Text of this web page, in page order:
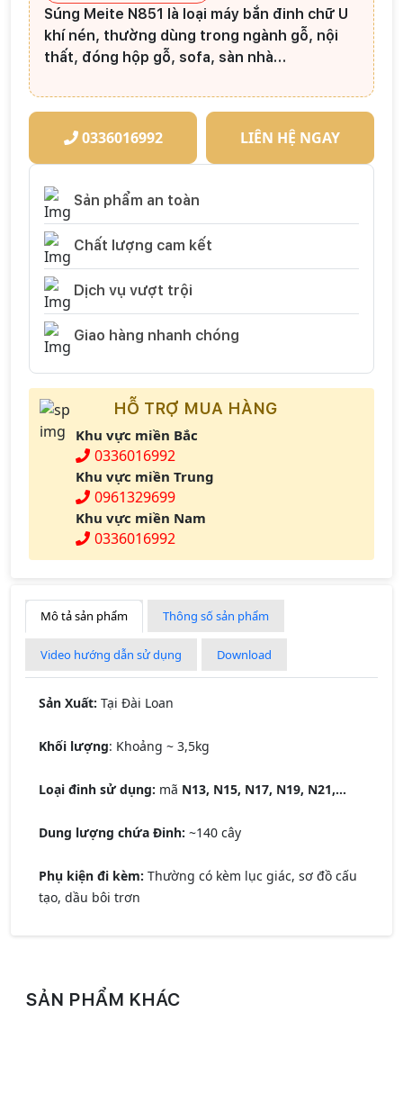
Súng Meite N851 là loại máy bắn đinh chữ U
khí nén, thường dùng trong ngành gỗ, nội
thất, đóng hộp gỗ, sofa, sàn nhà…
0336016992 LIÊN HỆ NGAY
Sản phẩm an toàn
Chất lượng cam kết
Dịch vụ vượt trội
Giao hàng nhanh chóng
HỖ TRỢ MUA HÀNG
Khu vực miền Bắc
0336016992
Khu vực miền Trung
0961329699
Khu vực miền Nam
0336016992
Mô tả sản phẩm Thông số sản phẩm
Video hướng dẫn sử dụng Download
Sản Xuất: Tại Đài Loan
Khối lượng: Khoảng ~ 3,5kg
Loại đinh sử dụng: mã N13, N15, N17, N19, N21,...
Dung lượng chứa Đinh: ~140 cây
Phụ kiện đi kèm: Thường có kèm lục giác, sơ đồ cấu
tạo, dầu bôi trơn
SẢN PHẨM KHÁC